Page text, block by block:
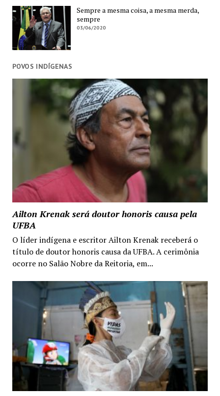
Sempre a mesma coisa, a mesma merda,
sempre
03/06/2020
POVOS INDÍGENAS
Ailton Krenak será doutor honoris causa pela
UFBA
O líder indígena e escritor Ailton Krenak receberá o
título de doutor honoris causa da UFBA. A cerimônia
ocorre no Salão Nobre da Reitoria, em...